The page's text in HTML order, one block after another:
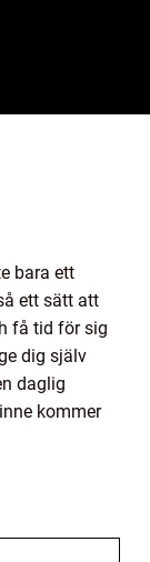
bara ett
ett sätt att
få tid för sig
dig själv
daglig
kommer